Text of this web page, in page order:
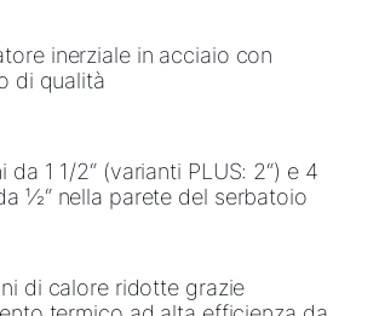
inerziale in acciaio con
di qualità
da 1 1/2“ (varianti PLUS: 2“) e 4
½“ nella parete del serbatoio
di calore ridotte grazie